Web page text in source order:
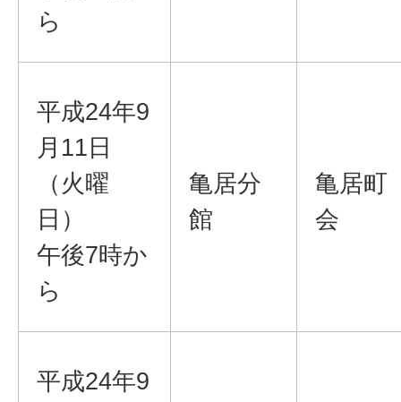
ら
平成24年9
月11日
（火曜
日）
午後7時か
ら
亀居分
館
亀居町
会
平成24年9